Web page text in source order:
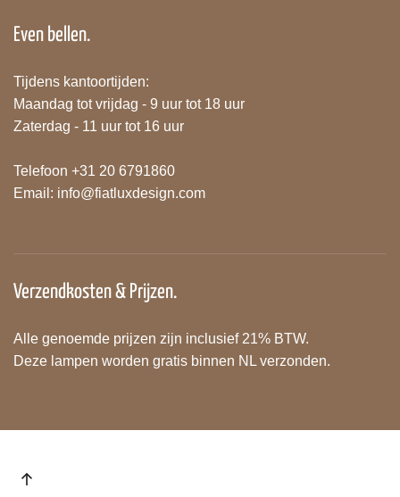
Even bellen.
Tijdens kantoortijden:
Maandag tot vrijdag - 9 uur tot 18 uur
Zaterdag - 11 uur tot 16 uur
Telefoon +31 20 6791860
Email: info@fiatluxdesign.com
Verzendkosten & Prijzen.
Alle genoemde prijzen zijn inclusief 21% BTW.
Deze lampen worden gratis binnen NL verzonden.